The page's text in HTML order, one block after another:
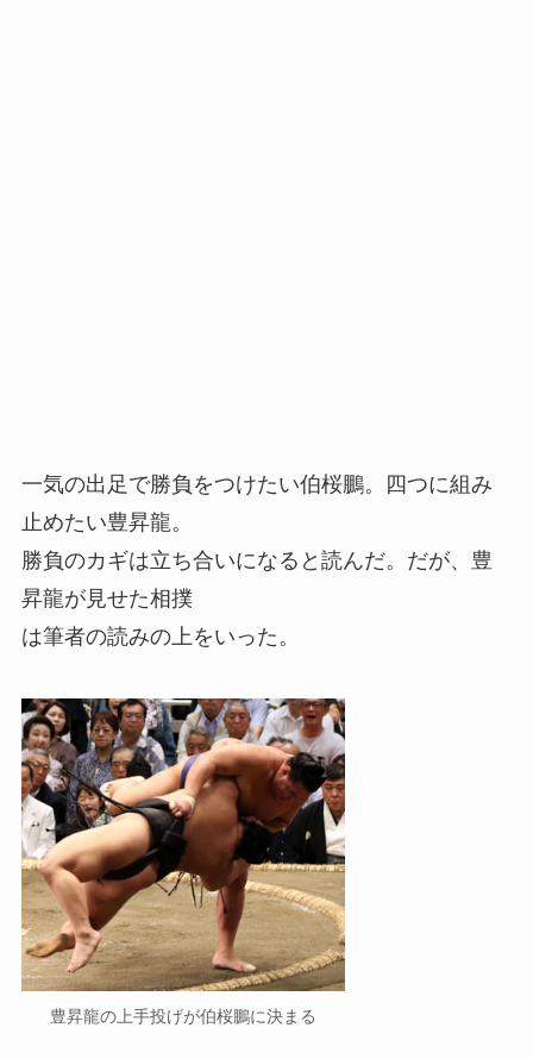
一気の出足で勝負をつけたい伯桜鵬。四つに組み
止めたい豊昇龍。
勝負のカギは立ち合いになると読んだ。だが、豊
昇龍が見せた相撲
は筆者の読みの上をいった。
豊昇龍の上手投げが伯桜鵬に決まる